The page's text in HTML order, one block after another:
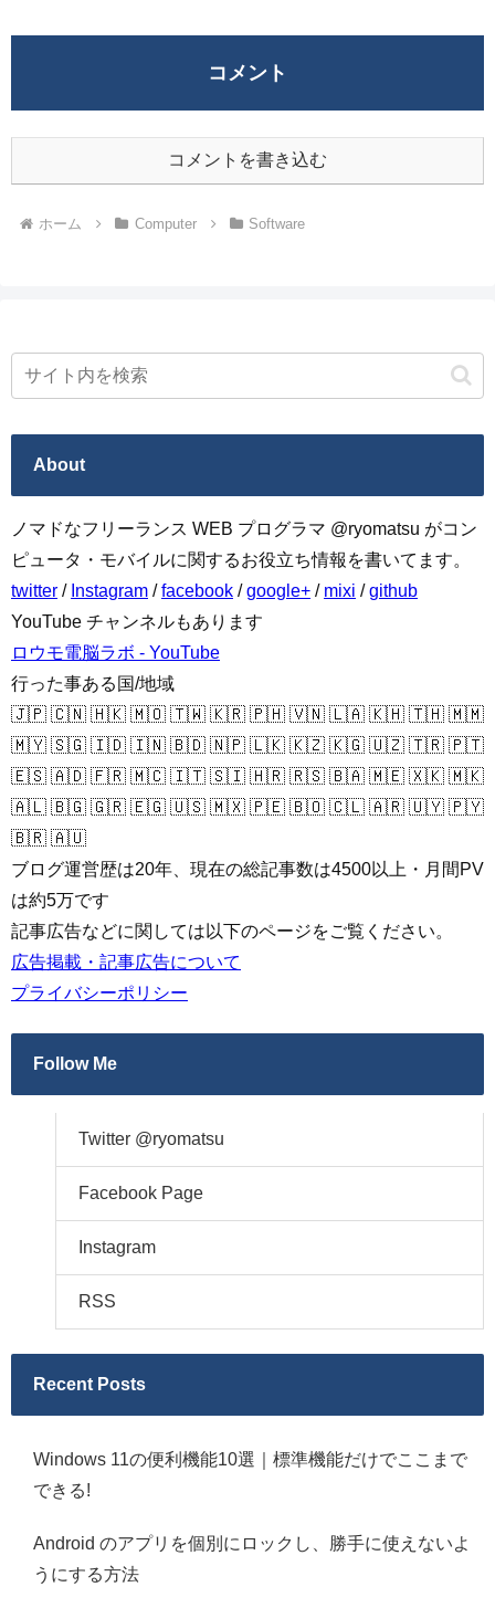
コメント
コメントを書き込む
ホーム Computer Software
About
ノマドなフリーランス WEB プログラマ @ryomatsu がコン
ピュータ・モバイルに関するお役立ち情報を書いてます。
twitter / Instagram /facebook /google+ / mixi /github
YouTube チャンネルもあります
ロウモ電脳ラボ - YouTube
行った事ある国/地域
🇯🇵 🇨🇳 🇭🇰 🇲🇴 🇹🇼 🇰🇷 🇵🇭 🇻🇳 🇱🇦 🇰🇭 🇹🇭 🇲🇲
🇲🇾 🇸🇬 🇮🇩 🇮🇳 🇧🇩 🇳🇵 🇱🇰 🇰🇿 🇰🇬 🇺🇿 🇹🇷 🇵🇹
🇪🇸 🇦🇩 🇫🇷 🇲🇨 🇮🇹 🇸🇮 🇭🇷 🇷🇸 🇧🇦 🇲🇪 🇽🇰 🇲🇰
🇦🇱 🇧🇬 🇬🇷 🇪🇬 🇺🇸 🇲🇽 🇵🇪 🇧🇴 🇨🇱 🇦🇷 🇺🇾 🇵🇾
🇧🇷 🇦🇺
ブログ運営歴は20年、現在の総記事数は4500以上・月間PV
は約5万です
記事広告などに関しては以下のページをご覧ください。
広告掲載・記事広告について
プライバシーポリシー
Follow Me
Twitter @ryomatsu
Facebook Page
Instagram
RSS
Recent Posts
Windows 11の便利機能10選｜標準機能だけでここまで
できる!
Android のアプリを個別にロックし、勝手に使えないよ
うにする方法